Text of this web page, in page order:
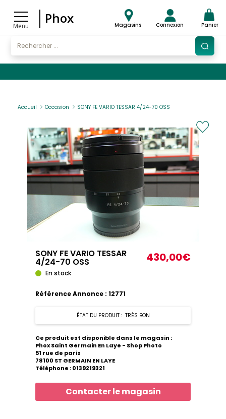
Menu
Phox Magasins Connexion Panier
Accueil Occasion SONY FE VARIO TESSAR 4/24-70 OSS
SONY FE VARIO TESSAR
4/24-70 OSS 430,00€
En stock
Référence Annonce : 12771
ÉTAT DU PRODUIT : TRÈS BON
Ce produit est disponible dans le magasin :
Phox Saint Germain En Laye - Shop Photo
51 rue de paris
78100 ST GERMAIN EN LAYE
Téléphone : 0139219321
Contacter le magasin